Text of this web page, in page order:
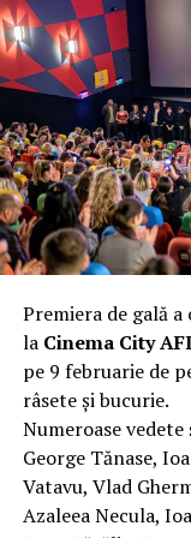
pavilion cu cadru
complet după o
40 km/h. Nu s-a
încât nu a mai
fier vechi a doua
vorbim despre
funcționalitate
Aluminiul,
rezistent
nuanțe
Aluminiul e
când cineva caută
Densitatea
de circa 7,8 g/
identic, aluminiul
Premiera de gală a
la Cinema City
pe 9 februarie de
râsete și bucurie.
Numeroase
George Tănase,
Vatavu, Vlad
Azaleea Necula,